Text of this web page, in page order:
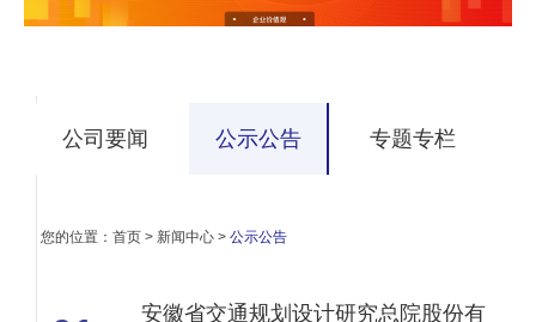
公司要闻 公示公告 专题专栏
您的位置： 首页 > 新闻中心 > 公示公告
安徽省交通规划设计研究总院股份有